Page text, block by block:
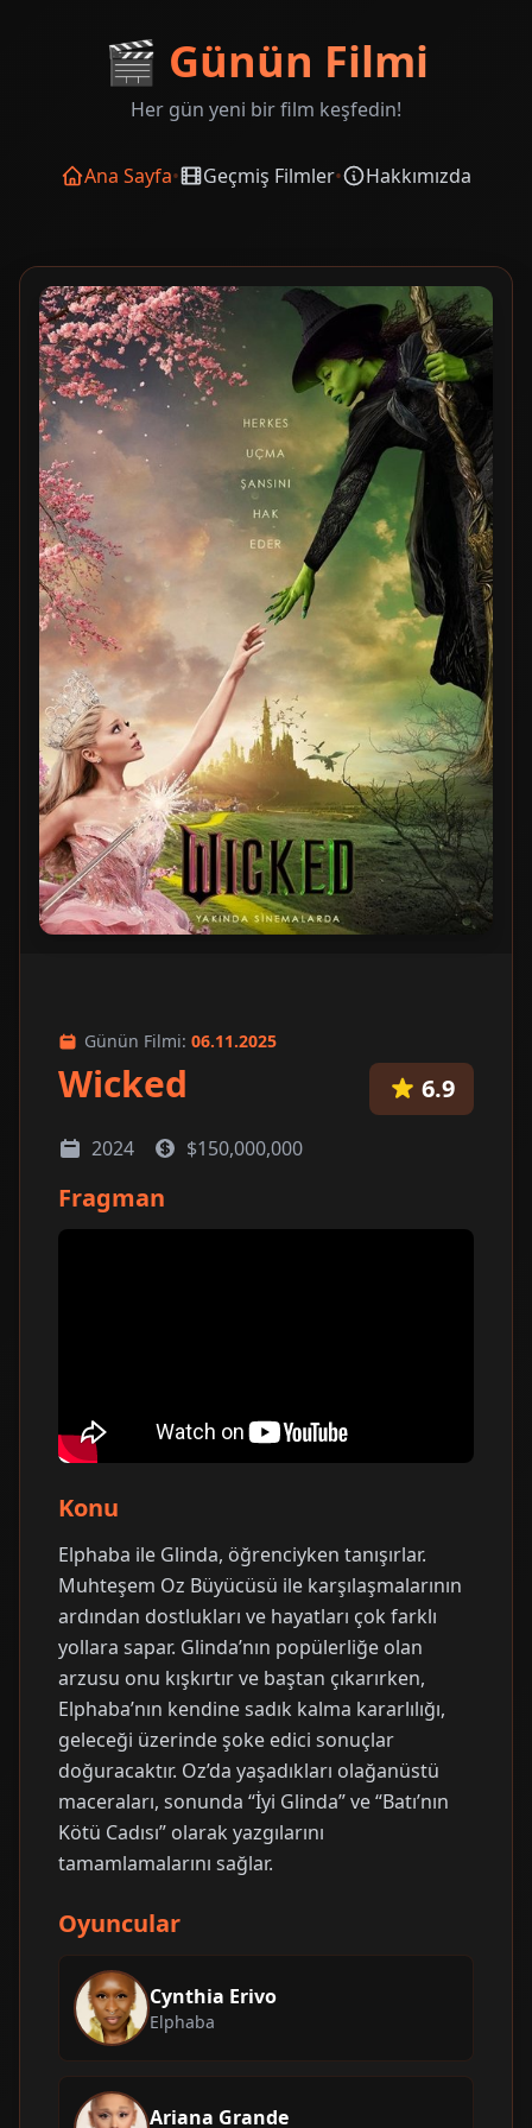
🎬 Günün Filmi
Her gün yeni bir film keşfedin!
Ana Sayfa• Geçmiş Filmler• Hakkımızda
Günün Filmi: 06.11.2025
Wicked 6.9
2024 $150,000,000
Fragman
Konu
Elphaba ile Glinda, öğrenciyken tanışırlar.
Muhteşem Oz Büyücüsü ile karşılaşmalarının
ardından dostlukları ve hayatları çok farklı
yollara sapar. Glinda’nın popülerliğe olan
arzusu onu kışkırtır ve baştan çıkarırken,
Elphaba’nın kendine sadık kalma kararlılığı,
geleceği üzerinde şoke edici sonuçlar
doğuracaktır. Oz’da yaşadıkları olağanüstü
maceraları, sonunda “İyi Glinda” ve “Batı’nın
Kötü Cadısı” olarak yazgılarını
tamamlamalarını sağlar.
Oyuncular
Cynthia Erivo
Elphaba
Ariana Grande